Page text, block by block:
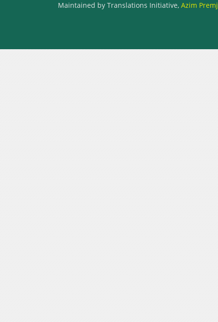
Maintained by Translations Initiative, Azim